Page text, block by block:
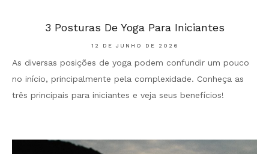
3 Posturas De Yoga Para Iniciantes
12 DE JUNHO DE 2026
As diversas posições de yoga podem confundir um pouco
no início, principalmente pela complexidade. Conheça as
três principais para iniciantes e veja seus benefícios!